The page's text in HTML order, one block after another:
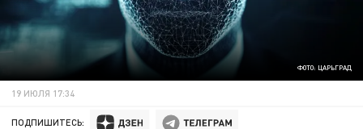
ФОТО: ЦАРЬГРАД
19 ИЮЛЯ 17:34
ПОДПИШИТЕСЬ: